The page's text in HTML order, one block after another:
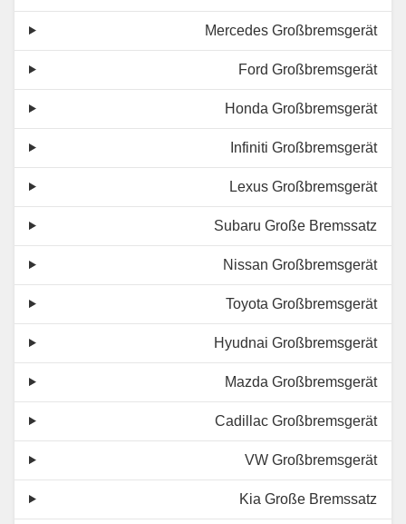
Mercedes Großbremsgerät
Ford Großbremsgerät
Honda Großbremsgerät
Infiniti Großbremsgerät
Lexus Großbremsgerät
Subaru Große Bremssatz
Nissan Großbremsgerät
Toyota Großbremsgerät
Hyudnai Großbremsgerät
Mazda Großbremsgerät
Cadillac Großbremsgerät
VW Großbremsgerät
Kia Große Bremssatz